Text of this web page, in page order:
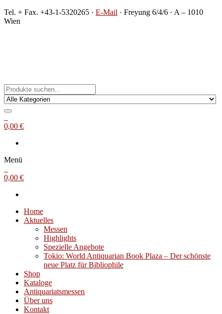
Zum
Inhalt
Tel. + Fax. +43-1-5320265 · E-Mail · Freyung 6/4/6 · A – 1010
Wien
0,00 €
Menü
0,00 €
Home
Aktuelles
Messen
Highlights
Spezielle Angebote
Tokio: World Antiquarian Book Plaza – Der schönste
neue Platz für Bibliophile
Shop
Kataloge
Antiquariatsmessen
Über uns
Kontakt